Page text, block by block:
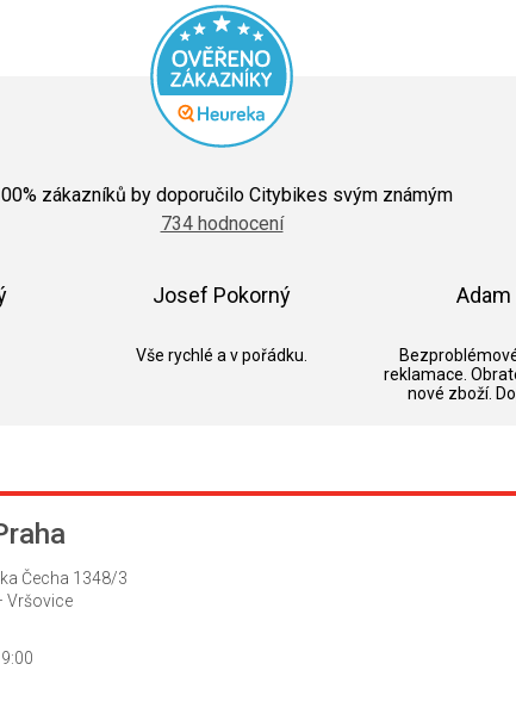
hodnocení
obchodu
je
5
hvězdiček.
% zákazníků by doporučilo Citybikes svým známým
734 hodnocení
Josef Pokorný
Vše rychlé a v pořádku.
Adam
reklamace.
nové zboží.
Čecha 1348/3
Vršovice